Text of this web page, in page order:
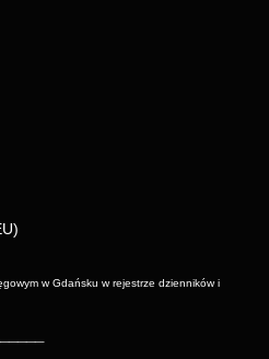
w Gdańsku w rejestrze dzienników i